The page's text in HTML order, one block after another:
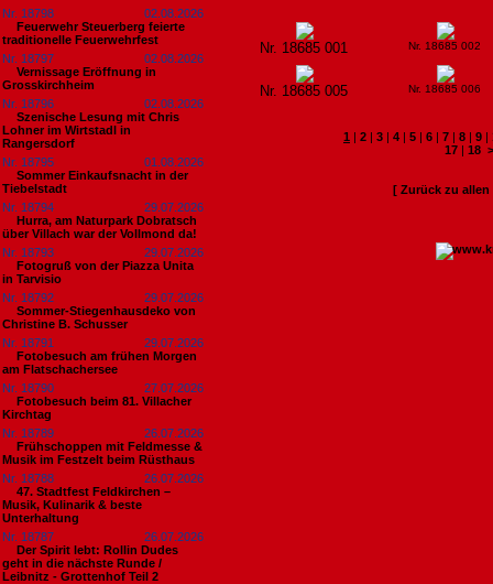
Nr. 18798
02.08.2026
Feuerwehr Steuerberg feierte
traditionelle Feuerwehrfest
Nr. 18797
02.08.2026
Vernissage Eröffnung in
Grosskirchheim
Nr. 18796
02.08.2026
Szenische Lesung mit Chris
Lohner im Wirtstadl in
Rangersdorf
Nr. 18795
01.08.2026
Sommer Einkaufsnacht in der
Tiebelstadt
Nr. 18794
29.07.2026
Hurra, am Naturpark Dobratsch
über Villach war der Vollmond da!
Nr. 18793
29.07.2026
Fotogruß von der Piazza Unita
in Tarvisio
Nr. 18792
29.07.2026
Sommer-Stiegenhausdeko von
Christine B. Schusser
Nr. 18791
29.07.2026
Fotobesuch am frühen Morgen
am Flatschachersee
Nr. 18790
27.07.2026
Fotobesuch beim 81. Villacher
Kirchtag
Nr. 18789
26.07.2026
Frühschoppen mit Feldmesse &
Musik im Festzelt beim Rüsthaus
Nr. 18788
26.07.2026
47. Stadtfest Feldkirchen –
Musik, Kulinarik & beste
Unterhaltung
Nr. 18787
26.07.2026
Der Spirit lebt: Rollin Dudes
geht in die nächste Runde /
Leibnitz - Grottenhof Teil 2
Nr. 18685 001 Nr. 18685 002
Nr. 18685 005 Nr. 18685 006
1 | 2 | 3 | 4 | 5 | 6 | 7 | 8 | 9 |
17 | 18
[ Zurück zu